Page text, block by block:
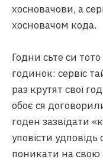
хосновачови, а
хосновачом кода.
Годни сьте си
годинок: сервіс
раз крутят свої
обоє ся
годен зазвідати
уповісти
поникати на свою